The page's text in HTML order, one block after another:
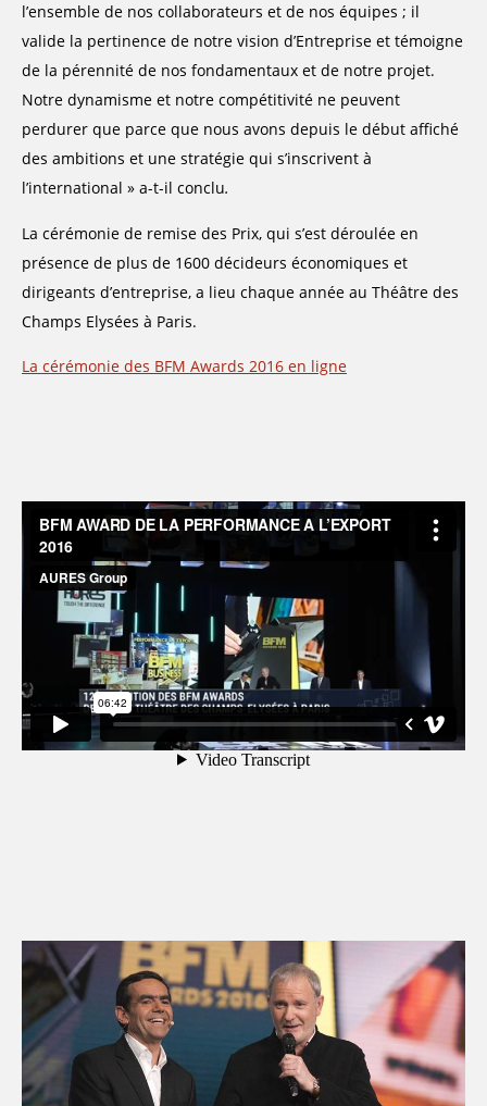
l’ensemble de nos collaborateurs et de nos équipes ; il
valide la pertinence de notre vision d’Entreprise et témoigne
de la pérennité de nos fondamentaux et de notre projet.
Notre dynamisme et notre compétitivité ne peuvent
perdurer que parce que nous avons depuis le début affiché
des ambitions et une stratégie qui s’inscrivent à
l’international » a-t-il conclu.
La cérémonie de remise des Prix, qui s’est déroulée en
présence de plus de 1600 décideurs économiques et
dirigeants d’entreprise, a lieu chaque année au Théâtre des
Champs Elysées à Paris.
La cérémonie des BFM Awards 2016 en ligne